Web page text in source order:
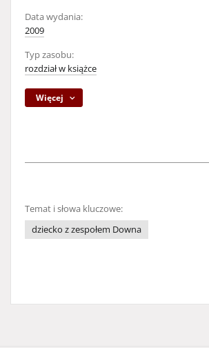
Data wydania:
2009
Typ zasobu:
rozdział w książce
Więcej
Temat i słowa kluczowe:
dziecko z zespołem Downa